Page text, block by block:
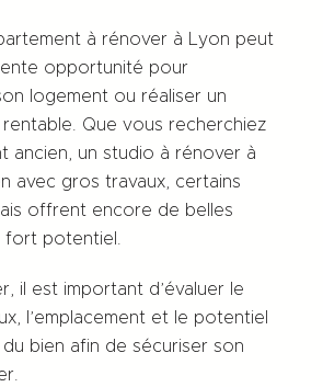
à rénover à Lyon peut
opportunité pour
logement ou réaliser un
rentable. Que vous recherchiez
ancien, un studio à rénover à
avec gros travaux, certains
offrent encore de belles
potentiel.
il est important d’évaluer le
l’emplacement et le potentiel
bien afin de sécuriser son